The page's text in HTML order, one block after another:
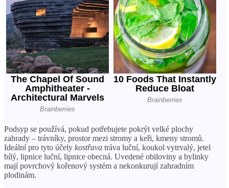
Podsyp se používá, pokud potřebujete pokrýt velké plochy
zahrady – trávníky, prostor mezi stromy a keři, kmeny stromů.
Ideální pro tyto účely kostřava tráva luční, koukol vytrvalý, jetel
bílý, lipnice luční, lipnice obecná. Uvedené obiloviny a bylinky
mají povrchový kořenový systém a nekonkurují zahradním
plodinám.